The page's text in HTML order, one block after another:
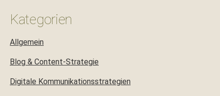
Kategorien
Allgemein
Blog & Content-Strategie
Digitale Kommunikationsstrategien